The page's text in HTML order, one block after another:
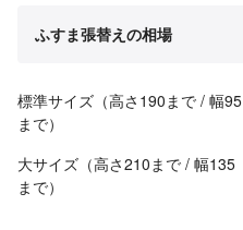
ふすま張替えの相場
標準サイズ（高さ190まで / 幅95
まで）
大サイズ（高さ210まで / 幅135
まで）